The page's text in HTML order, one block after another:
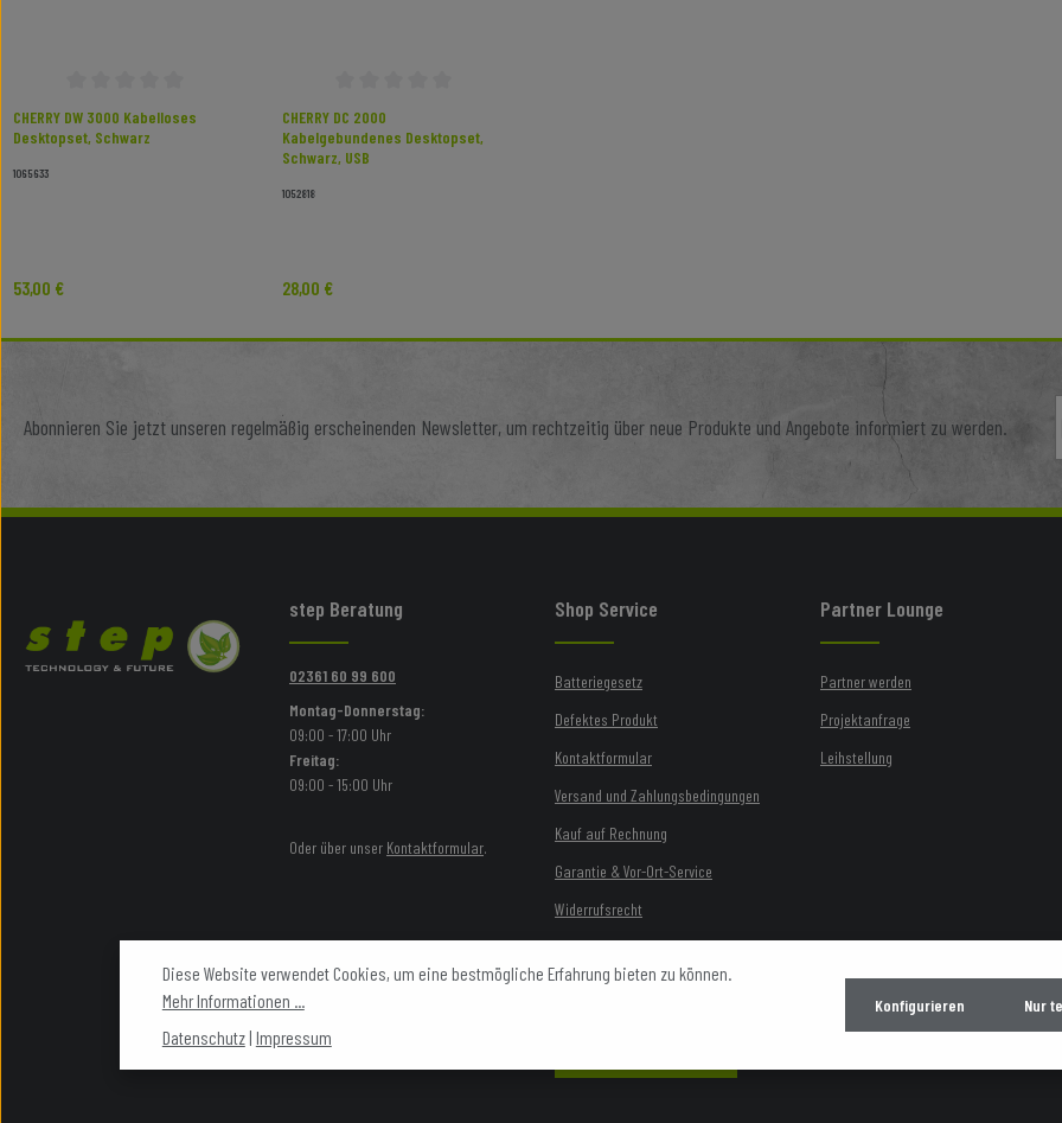
Durchschnittliche Bewertung von 0 von 5 Sternen
CHERRY DW 3000 Kabelloses
Desktopset, Schwarz
1065633
Regulärer Preis:
53,00 €
Durchschnittliche Bewertung von 0 von 5 Sternen
CHERRY DC 2000
Kabelgebundenes Desktopset,
Schwarz, USB
1052818
Regulärer Preis:
28,00 €
Abonnieren Sie jetzt unseren regelmäßig erscheinenden Newsletter, um rechtzeitig über neue Produkte und Angebote informiert zu werden.
step Beratung
02361 60 99 600
Montag-Donnerstag:
09:00 - 17:00 Uhr
Freitag:
09:00 - 15:00 Uhr
Oder über unser Kontaktformular.
Shop Service
Batteriegesetz
Defektes Produkt
Kontaktformular
Versand und Zahlungsbedingungen
Kauf auf Rechnung
Garantie & Vor-Ort-Service
Widerrufsrecht
Treiber-Downloads
Rücksendung
Partner Lounge
Partner werden
Projektanfrage
Leihstellung
Diese Website verwendet Cookies, um eine bestmögliche Erfahrung bieten zu können.
Mehr Informationen ...
Datenschutz| Impressum
Nur
Konfigurieren